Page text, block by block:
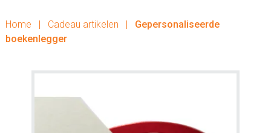
Home | Cadeau artikelen |
Gepersonaliseerde
boekenlegger